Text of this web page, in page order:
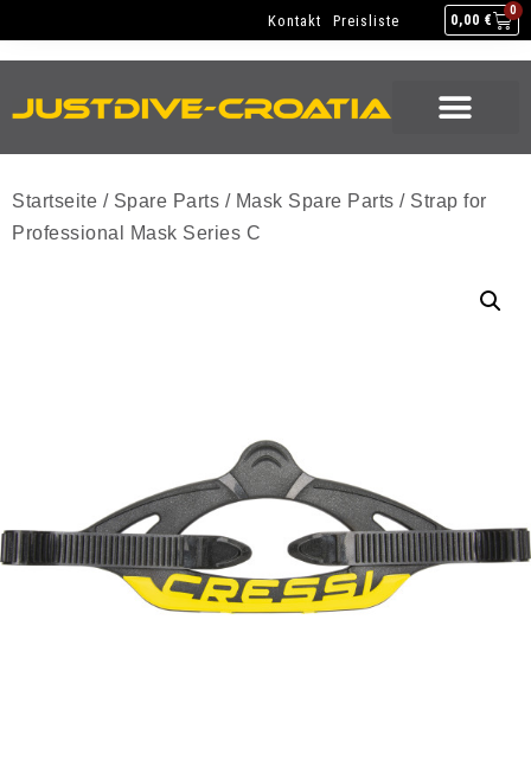
0,00 €
0
Kontakt Preisliste
Startseite / Spare Parts / Mask Spare Parts / Strap for
Professional Mask Series C